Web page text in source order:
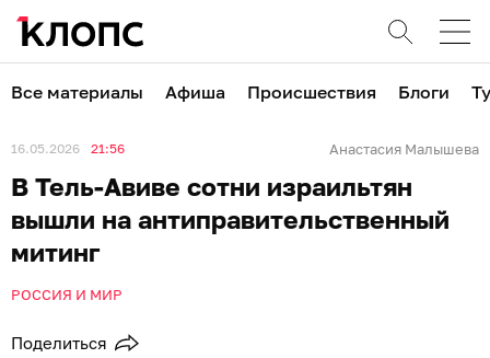
Все материалы Афиша Происшествия Блоги
16.05.2026 21:56 Анастасия Малышева
В Тель‑Авиве сотни израильтян
вышли на антиправительственный
митинг
РОССИЯ И МИР
Поделиться